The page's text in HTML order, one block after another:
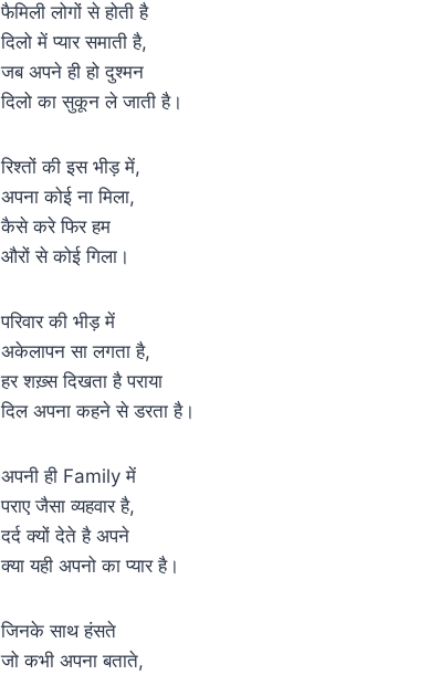
फैमिली लोगों से होती है
दिलो में प्यार समाती है,
जब अपने ही हो दुश्मन
दिलो का सुकून ले जाती है।
रिश्तों की इस भीड़ में,
अपना कोई ना मिला,
कैसे करे फिर हम
औरों से कोई गिला।
परिवार की भीड़ में
अकेलापन सा लगता है,
हर शख़्स दिखता है पराया
दिल अपना कहने से डरता है।
अपनी ही Family में
पराए जैसा व्यहवार है,
दर्द क्यों देते है अपने
क्या यही अपनो का प्यार है।
जिनके साथ हंसते
जो कभी अपना बताते,